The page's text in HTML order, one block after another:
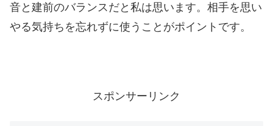
音と建前のバランスだと私は思います。相手を思い
やる気持ちを忘れずに使うことがポイントです。
スポンサーリンク